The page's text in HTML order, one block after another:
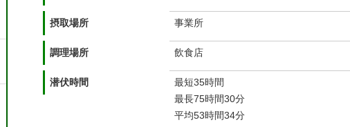
摂取場所 事業所
調理場所 飲食店
潜伏時間
最短35時間
最長75時間30分
平均53時間34分